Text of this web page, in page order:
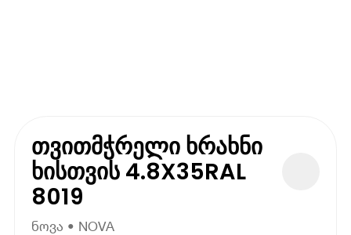
თვითმჭრელი ხრახნი
ხისთვის 4.8X35RAL
8019
ნოვა • NOVA